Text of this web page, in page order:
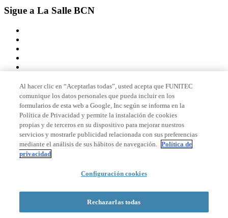
Sigue a La Salle BCN
Miembro de
Acreditaciones
© 2026 La Salle Campus Barcelona - URL |
Formulario de búsqueda
Al hacer clic en “Aceptarlas todas”, usted acepta que FUNITEC
comunique los datos personales que pueda incluir en los
formularios de esta web a Google, Inc según se informa en la
Política de Privacidad y permite la instalación de cookies
propias y de terceros en su dispositivo para mejorar nuestros
servicios y mostrarle publicidad relacionada con sus preferencias
mediante el análisis de sus hábitos de navegación. Política de
privacidad
Configuración cookies
Rechazarlas todas